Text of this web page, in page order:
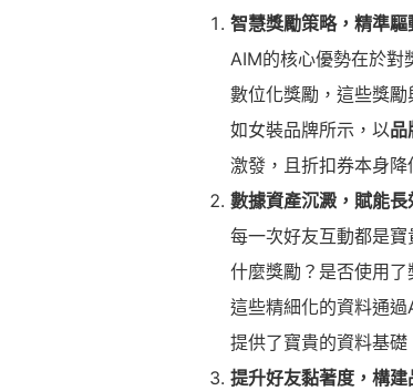
智慧獎勵策略，精準驅
AIM的核心優勢在於對
數位化獎勵，這些獎勵
如女裝品牌所示，以品
激發，且折扣券本身降
數據資產沉澱，賦能長
每一次好友互動都是
什麼獎勵？是否使用了
這些精細化的資料通
提供了寶貴的資料基
提升好友黏著度，構建